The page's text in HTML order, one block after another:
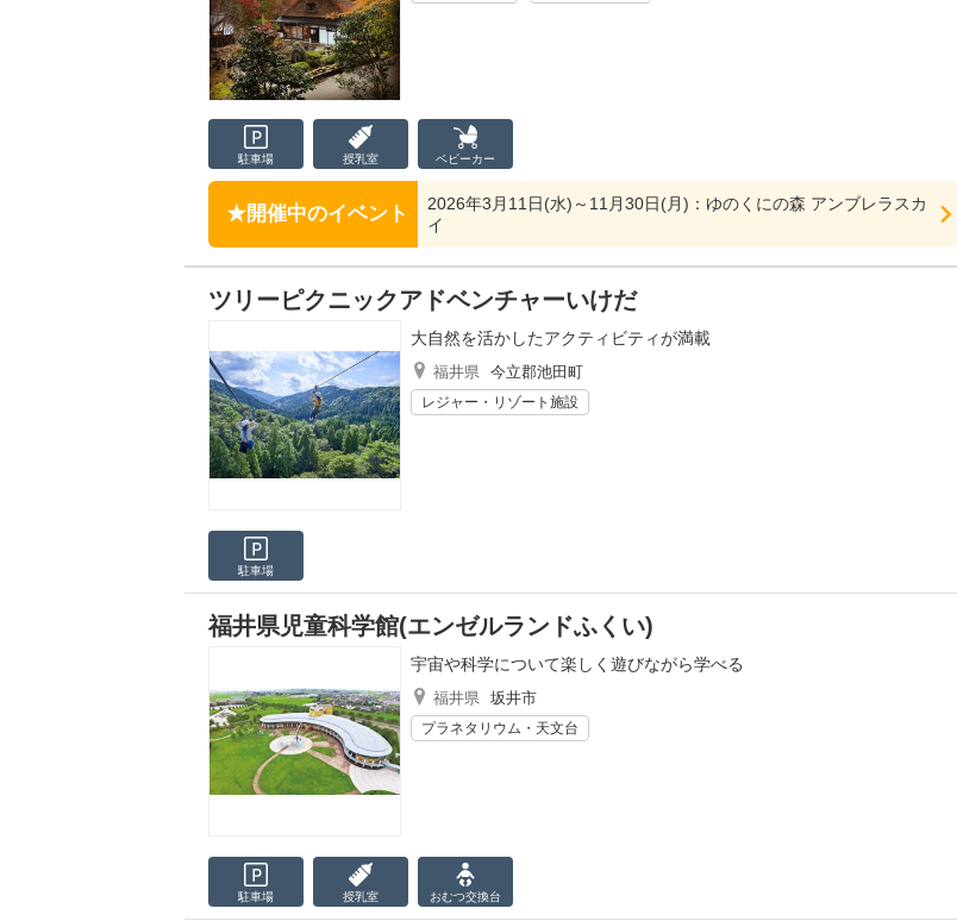
駐車場 授乳室 ベビーカー
開催中のイベント
2026年3月11日(水)～11月30日(月)：ゆのくにの森 アンブレラスカ
イ
ツリーピクニックアドベンチャーいけだ
大自然を活かしたアクティビティが満載
福井県 今立郡池田町
レジャー・リゾート施設
駐車場
福井県児童科学館(エンゼルランドふくい)
宇宙や科学について楽しく遊びながら学べる
福井県 坂井市
プラネタリウム・天文台
駐車場 授乳室 おむつ交換台